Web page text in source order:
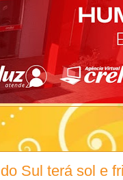
Sul terá sol e